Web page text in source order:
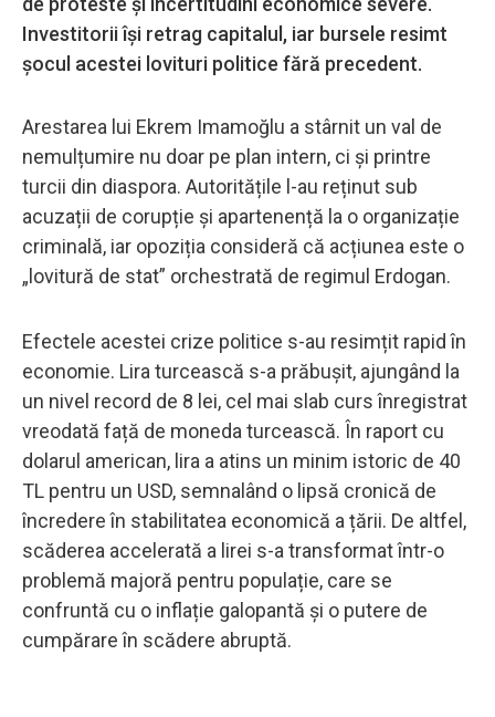
Investitorii își retrag capitalul, iar bursele resimt
șocul acestei lovituri politice fără precedent.
Arestarea lui Ekrem Imamoğlu a stârnit un val de
nemulțumire nu doar pe plan intern, ci și printre
turcii din diaspora. Autoritățile l-au reținut sub
acuzații de corupție și apartenență la o organizație
criminală, iar opoziția consideră că acțiunea este o
„lovitură de stat” orchestrată de regimul Erdogan.
Efectele acestei crize politice s-au resimțit rapid în
economie. Lira turcească s-a prăbușit, ajungând la
un nivel record de 8 lei, cel mai slab curs înregistrat
vreodată față de moneda turcească. În raport cu
dolarul american, lira a atins un minim istoric de 40
TL pentru un USD, semnalând o lipsă cronică de
încredere în stabilitatea economică a țării. De altfel,
scăderea accelerată a lirei s-a transformat într-o
problemă majoră pentru populație, care se
confruntă cu o inflație galopantă și o putere de
cumpărare în scădere abruptă.